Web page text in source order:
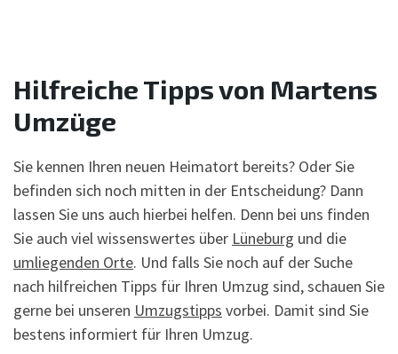
Hilfreiche Tipps von Martens
Umzüge
Sie kennen Ihren neuen Heimatort bereits? Oder Sie
befinden sich noch mitten in der Entscheidung? Dann
lassen Sie uns auch hierbei helfen. Denn bei uns finden
Sie auch viel wissenswertes über Lüneburg und die
umliegenden Orte. Und falls Sie noch auf der Suche
nach hilfreichen Tipps für Ihren Umzug sind, schauen Sie
gerne bei unseren Umzugstipps vorbei. Damit sind Sie
bestens informiert für Ihren Umzug.